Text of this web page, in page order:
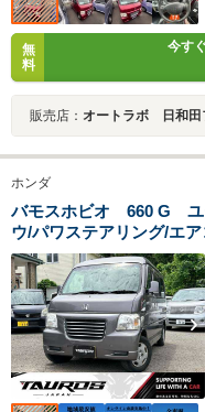
無
料
今す
販売店： オートラボ 日和田
ホンダ
バモスホビオ 660 G ユ
ウ/パワステアリング/エ
ビ/ETC/両側スライドド